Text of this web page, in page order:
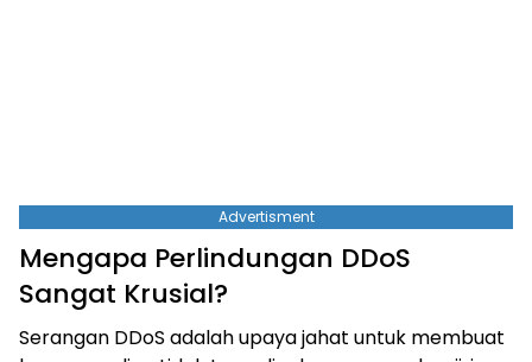
Advertisment
Mengapa Perlindungan DDoS
Sangat Krusial?
Serangan DDoS adalah upaya jahat untuk membuat